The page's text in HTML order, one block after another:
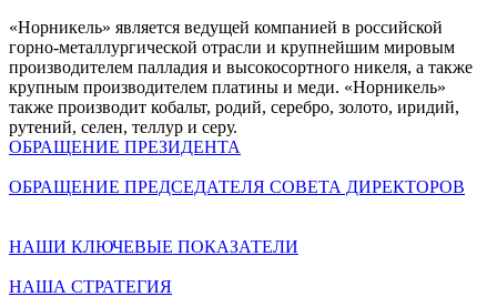
«Норникель» является ведущей компанией в российской
горно-металлургической отрасли и крупнейшим мировым
производителем палладия и высокосортного никеля, а также
крупным производителем платины и меди. «Норникель»
также производит кобальт, родий, серебро, золото, иридий,
рутений, селен, теллур и серу.
ОБРАЩЕНИЕ ПРЕЗИДЕНТА
ОБРАЩЕНИЕ ПРЕДСЕДАТЕЛЯ СОВЕТА ДИРЕКТОРОВ
НАШИ КЛЮЧЕВЫЕ ПОКАЗАТЕЛИ
НАША СТРАТЕГИЯ